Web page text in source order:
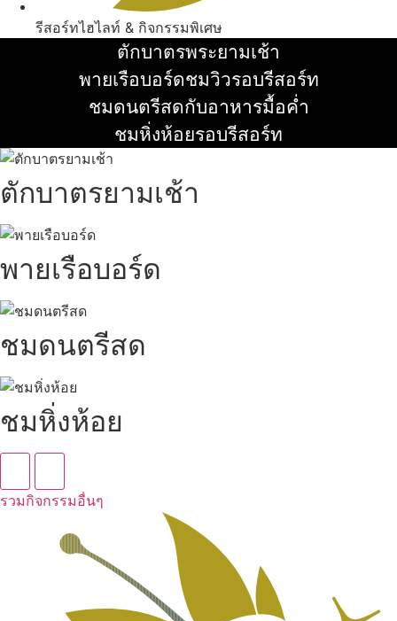
รีสอร์ทไฮไลท์ & กิจกรรมพิเศษ
ตักบาตรพระยามเช้า
อ่านเพิ่ม
พายเรือบอร์ดชมวิวรอบรีสอร์ท
อ่านเพิ่ม
ชมดนตรีสดกับอาหารมื้อค่ำ
อ่านเพิ่ม
ชมหิ่งห้อยรอบรีสอร์ท
ตักบาตรยามเช้า
พายเรือบอร์ด
ชมดนตรีสด
ชมหิ่งห้อย
รวมกิจกรรมอื่นๆ